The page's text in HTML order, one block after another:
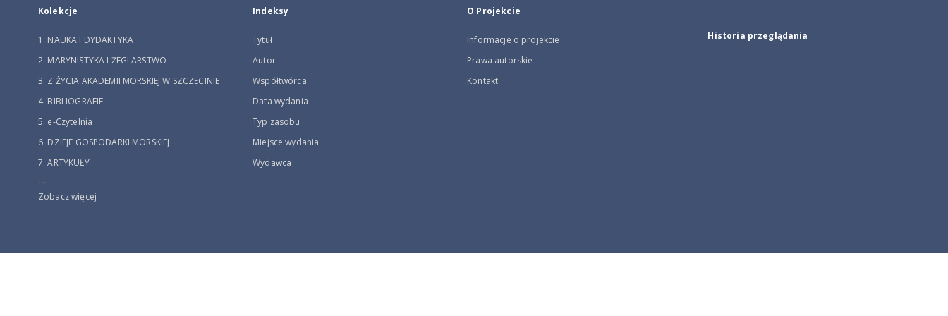
Kolekcje
1. NAUKA I DYDAKTYKA
2. MARYNISTYKA I ŻEGLARSTWO
3. Z ŻYCIA AKADEMII MORSKIEJ W SZCZECINIE
4. BIBLIOGRAFIE
5. e-Czytelnia
6. DZIEJE GOSPODARKI MORSKIEJ
7. ARTYKUŁY
...
Zobacz więcej
Indeksy
Tytuł
Autor
Współtwórca
Data wydania
Typ zasobu
Miejsce wydania
Wydawca
O Projekcie
Informacje o projekcie
Prawa autorskie
Kontakt
Historia przeglądania